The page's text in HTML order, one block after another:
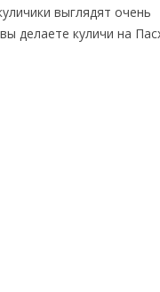
выглядят очень
делаете куличи на